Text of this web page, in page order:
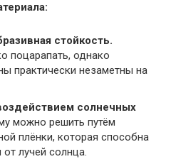
стойкость.
поцарапать, однако
практически незаметны на
солнечных
можно решить путём
плёнки, которая способна
лучей солнца.